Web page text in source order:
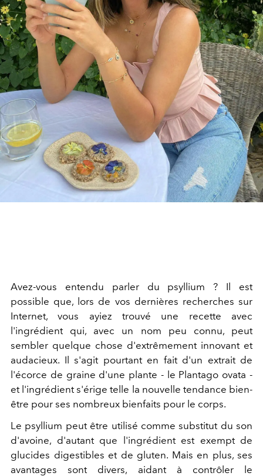
Avez-vous entendu parler du psyllium ? Il est
possible que, lors de vos dernières recherches sur
Internet, vous ayiez trouvé une recette avec
l'ingrédient qui, avec un nom peu connu, peut
sembler quelque chose d'extrêmement innovant et
audacieux. Il s'agit pourtant en fait d'un extrait de
l'écorce de graine d'une plante - le Plantago ovata -
et l'ingrédient s'érige telle la nouvelle tendance bien-
être pour ses nombreux bienfaits pour le corps.
Le psyllium peut être utilisé comme substitut du son
d'avoine, d'autant que l'ingrédient est exempt de
glucides digestibles et de gluten. Mais en plus, ses
avantages sont divers, aidant à contrôler le